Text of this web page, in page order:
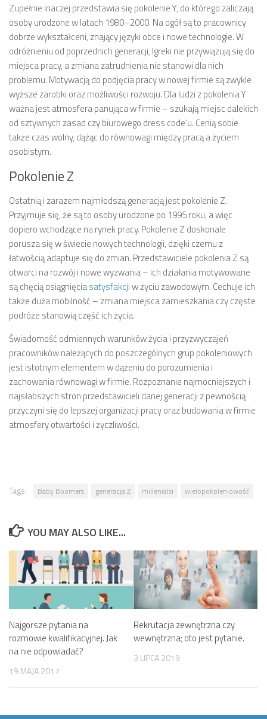
Zupełnie inaczej przedstawia się pokolenie Y, do którego zaliczają
osoby urodzone w latach 1980–2000. Na ogół są to pracownicy
dobrze wykształceni, znający języki obce i nowe technologie. W
odróżnieniu od poprzednich generacji, Igreki nie przywiązują się do
miejsca pracy, a zmiana zatrudnienia nie stanowi dla nich
problemu. Motywacją do podjęcia pracy w nowej firmie są zwykle
wyższe zarobki oraz możliwości rozwoju. Dla ludzi z pokolenia Y
ważna jest atmosfera panująca w firmie – szukają miejsc dalekich
od sztywnych zasad czy biurowego dress code’u. Cenią sobie
także czas wolny, dążąc do równowagi między pracą a życiem
osobistym.
Pokolenie Z
Ostatnią i zarazem najmłodszą generacją jest pokolenie Z.
Przyjmuje się, że są to osoby urodzone po 1995 roku, a więc
dopiero wchodzące na rynek pracy. Pokolenie Z doskonale
porusza się w świecie nowych technologii, dzięki czemu z
łatwością adaptuje się do zmian. Przedstawiciele pokolenia Z są
otwarci na rozwój i nowe wyzwania – ich działania motywowane
są chęcią osiągnięciasatysfakcjiw życiu zawodowym. Cechuje ich
także duża mobilność – zmiana miejsca zamieszkania czy częste
podróże stanowią część ich życia.
Świadomość odmiennych warunków życia i przyzwyczajeń
pracowników należących do poszczególnych grup pokoleniowych
jest istotnym elementem w dążeniu do porozumienia i
zachowania równowagi w firmie. Rozpoznanie najmocniejszych i
najsłabszych stron przedstawicieli danej generacji z pewnością
przyczyni się do lepszej organizacji pracy oraz budowania w firmie
atmosfery otwartości i życzliwości.
Tags: Baby Boomers generacja Z millenialsi wielopokoleniowość
YOU MAY ALSO LIKE...
Najgorsze pytania na
rozmowie kwalifikacyjnej. Jak
na nie odpowiadać?
19 MAJA 2017
Rekrutacja zewnętrzna czy
wewnętrzna; oto jest pytanie.
3 LIPCA 2019